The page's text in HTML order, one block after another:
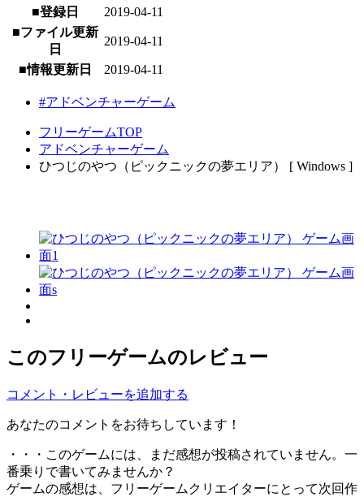
■登録日
2019-04-11
■ファイル更新
日
2019-04-11
■情報更新日 2019-04-11
#アドベンチャーゲーム
フリーゲームTOP
アドベンチャーゲーム
ひつじのやつ（ピックニックの夢エリア） [ Windows ]
このフリーゲームのレビュー
コメント・レビューを追加する
あなたのコメントをお待ちしています！
・・・このゲームには、まだ感想が投稿されていません。一
番乗りで書いてみませんか？
ゲームの感想は、フリーゲームクリエイターにとって次回作